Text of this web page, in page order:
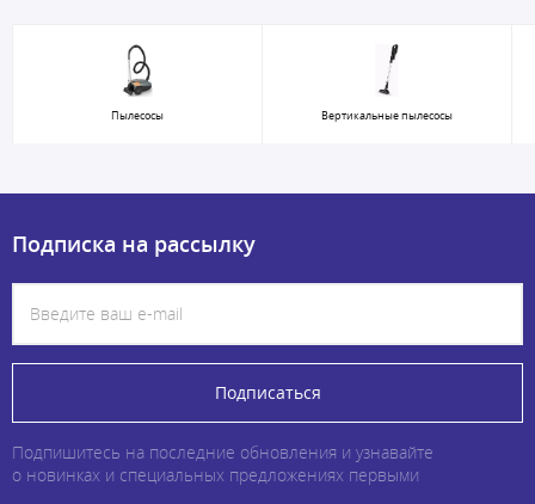
Пылесосы Вертикальные пылесосы
Подписка на рассылку
Подписаться
Подпишитесь на последние обновления и узнавайте
о новинках и специальных предложениях первыми